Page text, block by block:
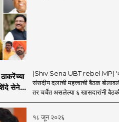
सेनेत
(Shiv Sena UBT rebel MP)
संसदीय दलाची महत्त्वाची बैठक
तर चर्चेत असलेल्या ६ खासदारांनी
१८ जून २०२६